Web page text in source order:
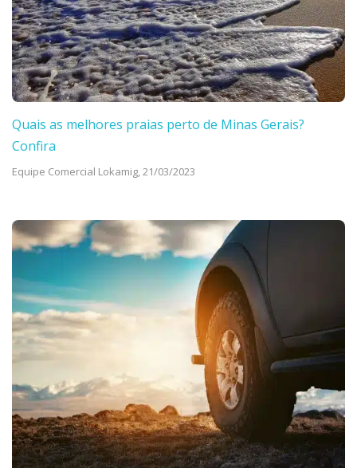
Quais as melhores praias perto de Minas Gerais?
Confira
Equipe Comercial Lokamig,21/03/2023